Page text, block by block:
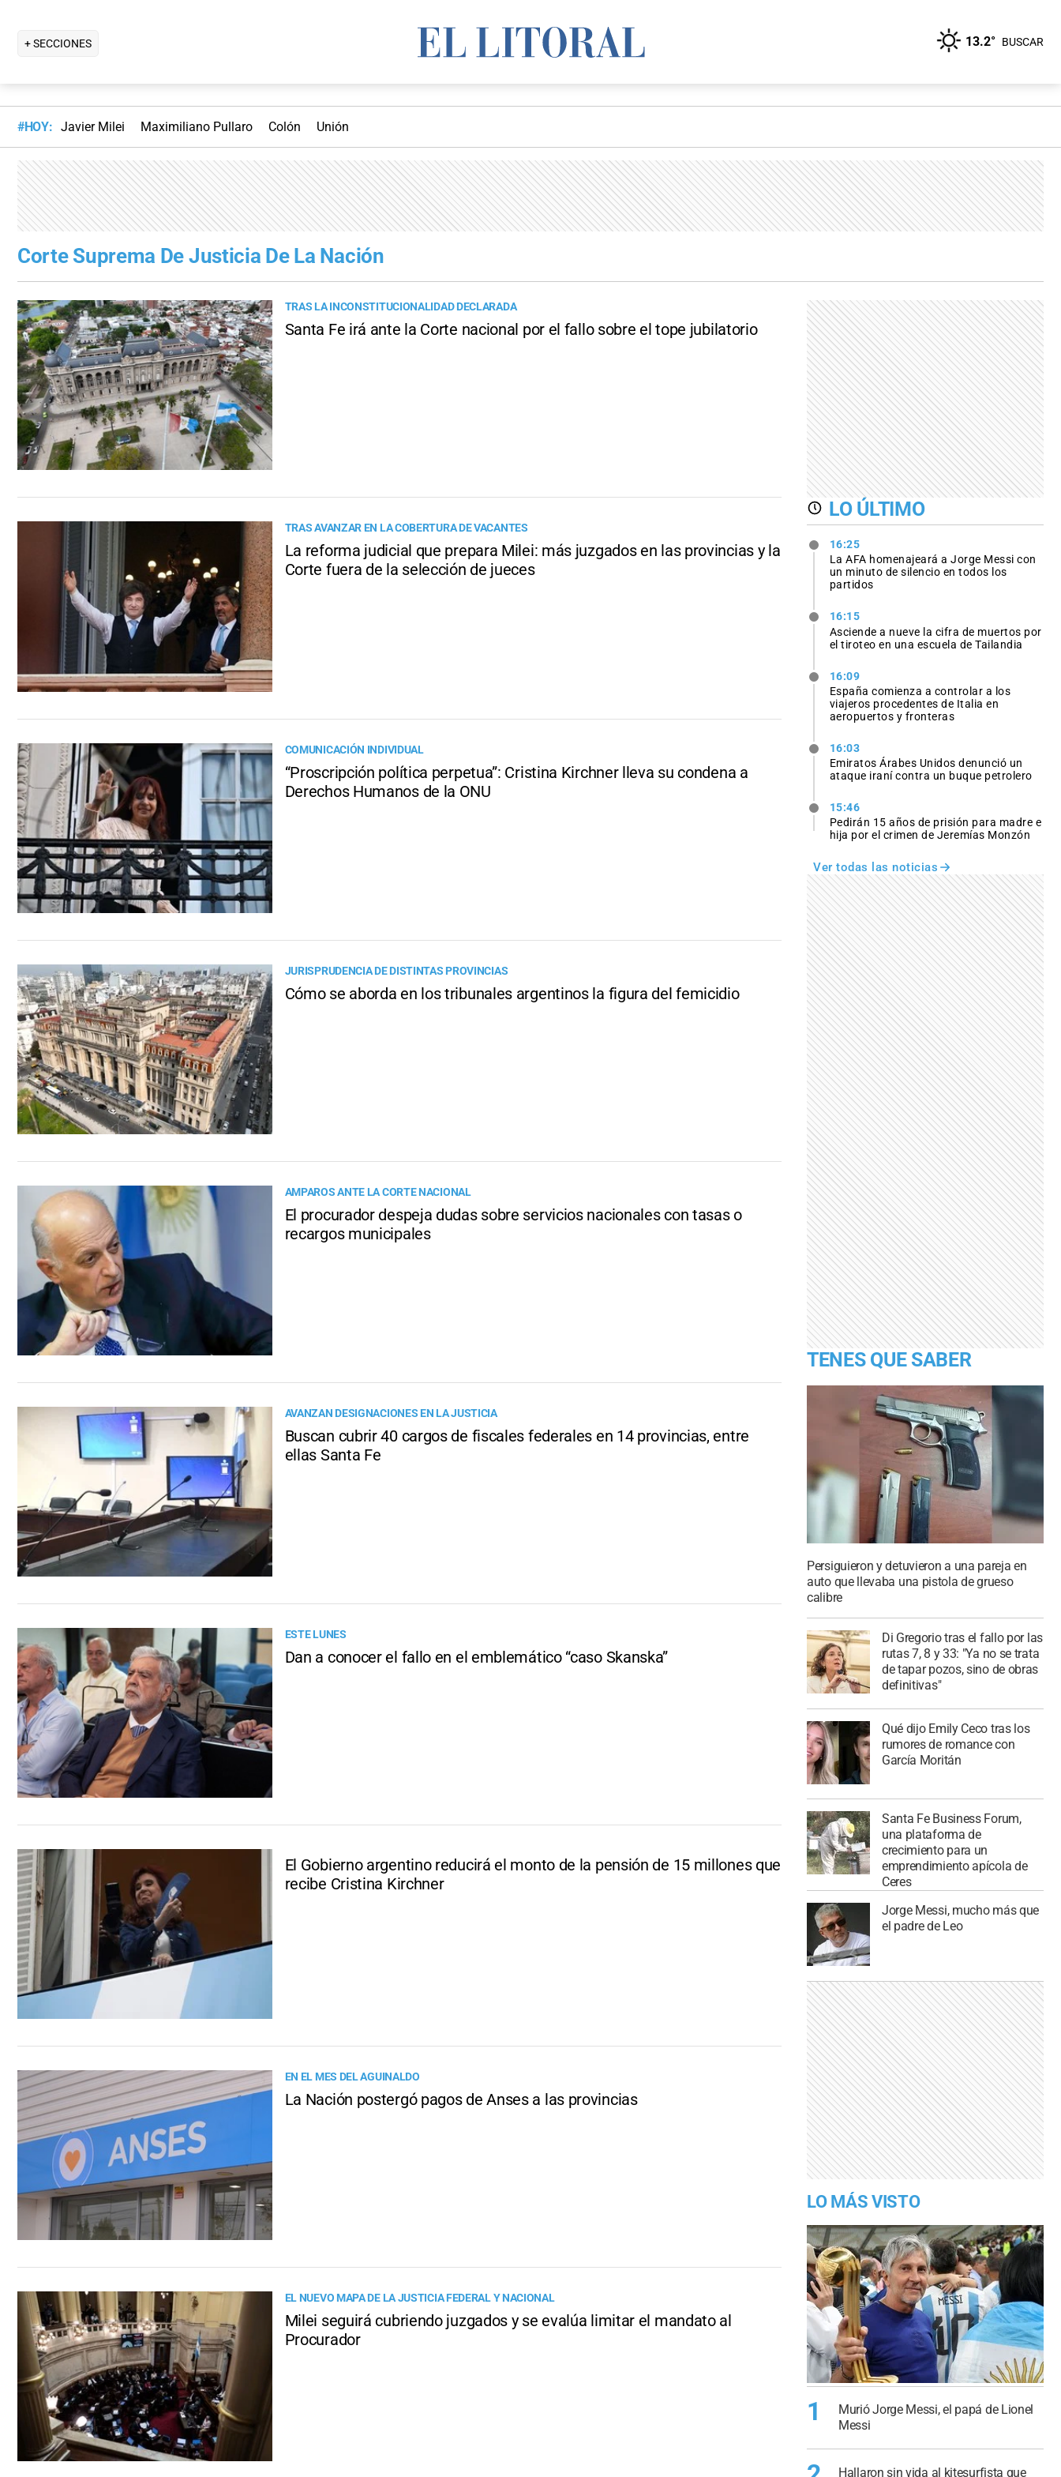
+ SECCIONES 13.2° BUSCAR
#HOY: Javier Milei Maximiliano Pullaro Colón Unión
Corte Suprema De Justicia De La Nación
TRAS LA INCONSTITUCIONALIDAD DECLARADA
Santa Fe irá ante la Corte nacional por el fallo sobre el tope jubilatorio
TRAS AVANZAR EN LA COBERTURA DE VACANTES
La reforma judicial que prepara Milei: más juzgados en las provincias y la
Corte fuera de la selección de jueces
COMUNICACIÓN INDIVIDUAL
“Proscripción política perpetua”: Cristina Kirchner lleva su condena a
Derechos Humanos de la ONU
JURISPRUDENCIA DE DISTINTAS PROVINCIAS
Cómo se aborda en los tribunales argentinos la figura del femicidio
AMPAROS ANTE LA CORTE NACIONAL
El procurador despeja dudas sobre servicios nacionales con tasas o
recargos municipales
AVANZAN DESIGNACIONES EN LA JUSTICIA
Buscan cubrir 40 cargos de fiscales federales en 14 provincias, entre
ellas Santa Fe
ESTE LUNES
Dan a conocer el fallo en el emblemático “caso Skanska”
El Gobierno argentino reducirá el monto de la pensión de 15 millones que
recibe Cristina Kirchner
EN EL MES DEL AGUINALDO
La Nación postergó pagos de Anses a las provincias
EL NUEVO MAPA DE LA JUSTICIA FEDERAL Y NACIONAL
Milei seguirá cubriendo juzgados y se evalúa limitar el mandato al
Procurador
LO ÚLTIMO
16:25
La AFA homenajeará a Jorge Messi con
un minuto de silencio en todos los
partidos
16:15
Asciende a nueve la cifra de muertos por
el tiroteo en una escuela de Tailandia
16:09
España comienza a controlar a los
viajeros procedentes de Italia en
aeropuertos y fronteras
16:03
Emiratos Árabes Unidos denunció un
ataque iraní contra un buque petrolero
15:46
Pedirán 15 años de prisión para madre e
hija por el crimen de Jeremías Monzón
Ver todas las noticias
TENES QUE SABER
Persiguieron y detuvieron a una pareja en
auto que llevaba una pistola de grueso
calibre
Di Gregorio tras el fallo por las
rutas 7, 8 y 33: "Ya no se trata
de tapar pozos, sino de obras
definitivas"
Qué dijo Emily Ceco tras los
rumores de romance con
García Moritán
Santa Fe Business Forum,
una plataforma de
crecimiento para un
emprendimiento apícola de
Ceres
Jorge Messi, mucho más que
el padre de Leo
LO MÁS VISTO
1
Murió Jorge Messi, el papá de Lionel
Messi
Hallaron sin vida al kitesurfista que